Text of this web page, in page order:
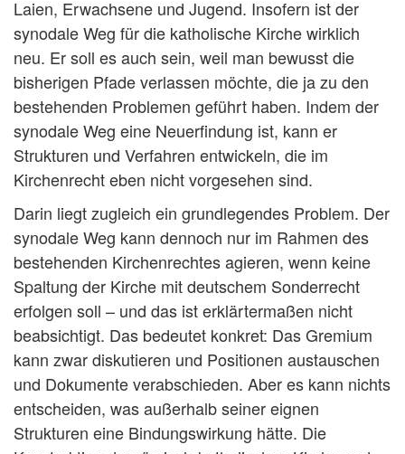
Laien, Erwachsene und Jugend. Insofern ist der
synodale Weg für die katholische Kirche wirklich
neu. Er soll es auch sein, weil man bewusst die
bisherigen Pfade verlassen möchte, die ja zu den
bestehenden Problemen geführt haben. Indem der
synodale Weg eine Neuerfindung ist, kann er
Strukturen und Verfahren entwickeln, die im
Kirchenrecht eben nicht vorgesehen sind.
Darin liegt zugleich ein grundlegendes Problem. Der
synodale Weg kann dennoch nur im Rahmen des
bestehenden Kirchenrechtes agieren, wenn keine
Spaltung der Kirche mit deutschem Sonderrecht
erfolgen soll – und das ist erklärtermaßen nicht
beabsichtigt. Das bedeutet konkret: Das Gremium
kann zwar diskutieren und Positionen austauschen
und Dokumente verabschieden. Aber es kann nichts
entscheiden, was außerhalb seiner eignen
Strukturen eine Bindungswirkung hätte. Die